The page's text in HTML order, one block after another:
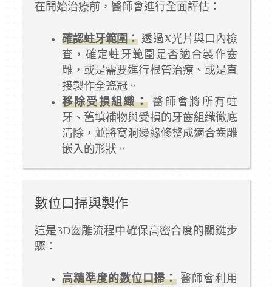
在開始治療前，醫師會進行全面評估：
確認蛀牙範圍： 透過X光片與口內檢
查，確定蛀牙範圍是否適合製作齒
雕，或是需要進行根管治療、或是直
接製作全瓷冠。
移除受損組織： 醫師會將所有蛀
牙、舊填補物與受損的牙齒組織徹底
清除，並將窩洞邊緣修整成適合齒雕
嵌入的形狀。
數位口掃與製作
這是3D齒雕流程中確保高密合度的關鍵步
驟：
高精準度的數位口掃： 醫師會利用